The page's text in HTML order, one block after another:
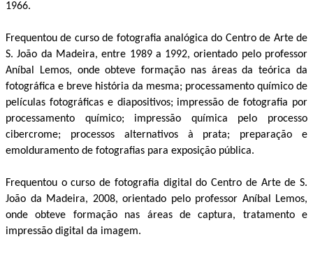
1966.
Frequentou de curso de fotografia analógica do Centro de Arte de
S. João da Madeira, entre 1989 a 1992, orientado pelo professor
Aníbal Lemos, onde obteve formação nas áreas da teórica da
fotográfica e breve história da mesma; processamento químico de
películas fotográficas e diapositivos; impressão de fotografia por
processamento químico; impressão química pelo processo
cibercrome; processos alternativos à prata; preparação e
emolduramento de fotografias para exposição pública.
Frequentou o curso de fotografia digital do Centro de Arte de S.
João da Madeira, 2008, orientado pelo professor Aníbal Lemos,
onde obteve formação nas áreas de captura, tratamento e
impressão digital da imagem.